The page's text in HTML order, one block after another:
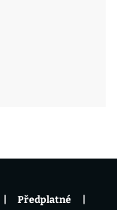
Předplatné